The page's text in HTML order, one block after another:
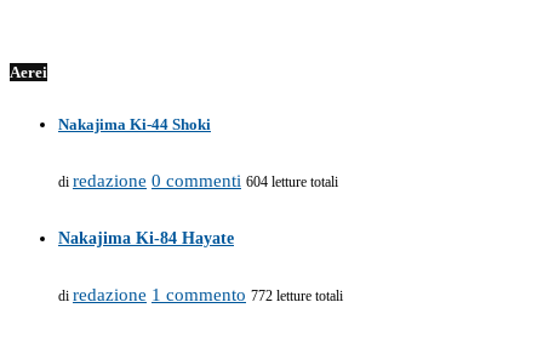
Aerei
Nakajima Ki-44 Shoki
di redazione 0 commenti 604 letture totali
Nakajima Ki-84 Hayate
di redazione 1 commento 772 letture totali